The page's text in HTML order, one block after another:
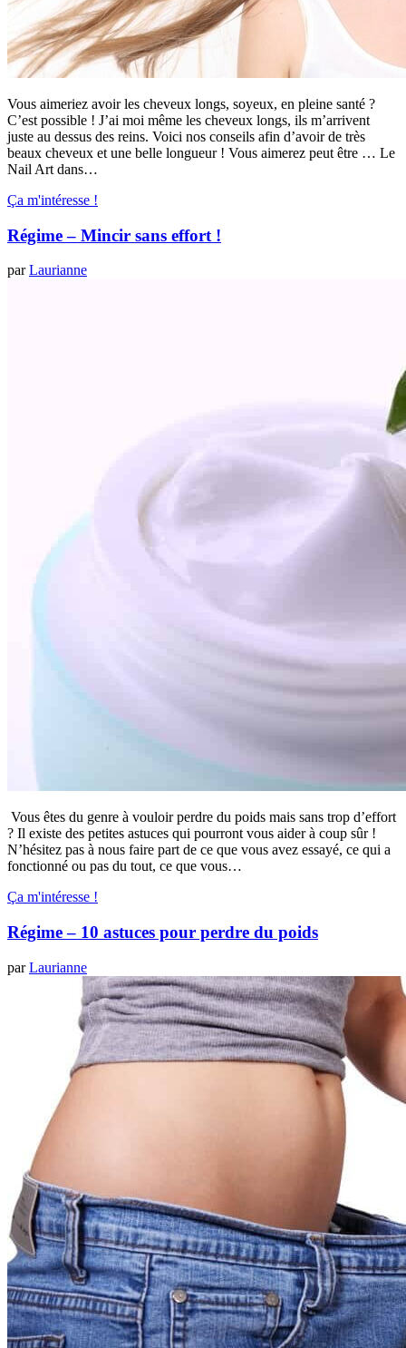
Vous aimeriez avoir les cheveux longs, soyeux, en pleine santé ?
C’est possible ! J’ai moi même les cheveux longs, ils m’arrivent
juste au dessus des reins. Voici nos conseils afin d’avoir de très
beaux cheveux et une belle longueur ! Vous aimerez peut être … Le
Nail Art dans…
Ça m'intéresse !
Régime – Mincir sans effort !
parLaurianne
Vous êtes du genre à vouloir perdre du poids mais sans trop d’effort
? Il existe des petites astuces qui pourront vous aider à coup sûr !
N’hésitez pas à nous faire part de ce que vous avez essayé, ce qui a
fonctionné ou pas du tout, ce que vous…
Ça m'intéresse !
Régime – 10 astuces pour perdre du poids
parLaurianne